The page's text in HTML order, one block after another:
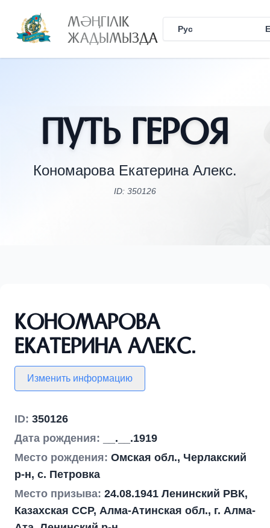
МӘҢГІЛІК
ЖАДЫМЫЗДА Рус
Путь Героя
Кономарова Екатерина Алекс.
ID: 350126
Кономарова
Екатерина Алекс.
Изменить информацию
ID: 350126
Дата рождения:
__.__.1919
Место рождения: Омская обл., Черлакский
р-н, с. Петровка
Место призыва: 24.08.1941 Ленинский РВК,
Казахская ССР, Алма-Атинская обл., г. Алма-